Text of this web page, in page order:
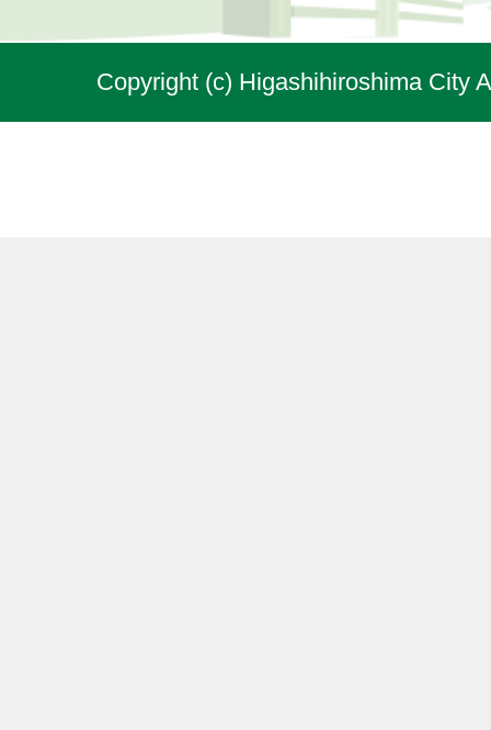
Copyright (c) Higashihiroshima City